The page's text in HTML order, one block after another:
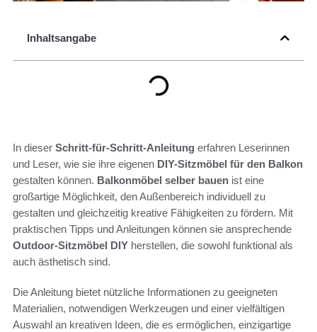
Inhaltsangabe
In dieser Schritt-für-Schritt-Anleitung erfahren Leserinnen
und Leser, wie sie ihre eigenen DIY-Sitzmöbel für den Balkon
gestalten können. Balkonmöbel selber bauen ist eine
großartige Möglichkeit, den Außenbereich individuell zu
gestalten und gleichzeitig kreative Fähigkeiten zu fördern. Mit
praktischen Tipps und Anleitungen können sie ansprechende
Outdoor-Sitzmöbel DIY herstellen, die sowohl funktional als
auch ästhetisch sind.
Die Anleitung bietet nützliche Informationen zu geeigneten
Materialien, notwendigen Werkzeugen und einer vielfältigen
Auswahl an kreativen Ideen, die es ermöglichen, einzigartige